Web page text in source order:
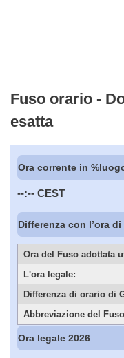
Fuso orario -
esatta
Ora corrente in
--:-- CEST
Differenza con l’ora di
Ora del Fuso adottata
L'ora legale:
Differenza di orario di
Abbreviazione del
Ora legale 2026